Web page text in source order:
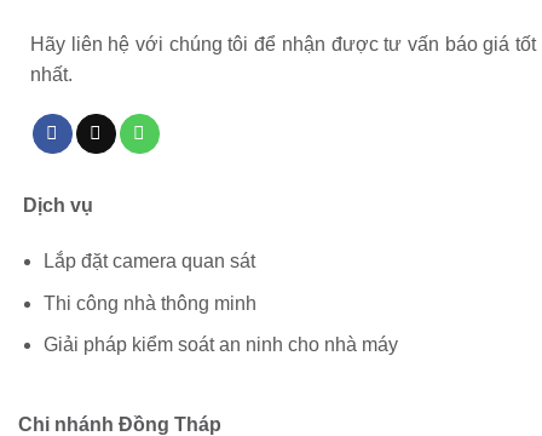
Hãy liên hệ với chúng tôi để nhận được tư vấn báo giá tốt
nhất.
Dịch vụ
Lắp đặt camera quan sát
Thi công nhà thông minh
Giải pháp kiểm soát an ninh cho nhà máy
Chi nhánh Đồng Tháp